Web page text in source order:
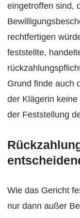
eingetroffen sind,
rechtfertigen
feststellte,
Grund finde auch
der Klägerin
der Feststellung
Wie das Gericht
nur dann außer